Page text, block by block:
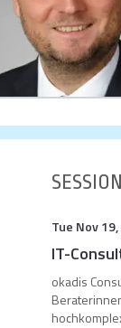
Tue Nov 19,
IT-
okadis